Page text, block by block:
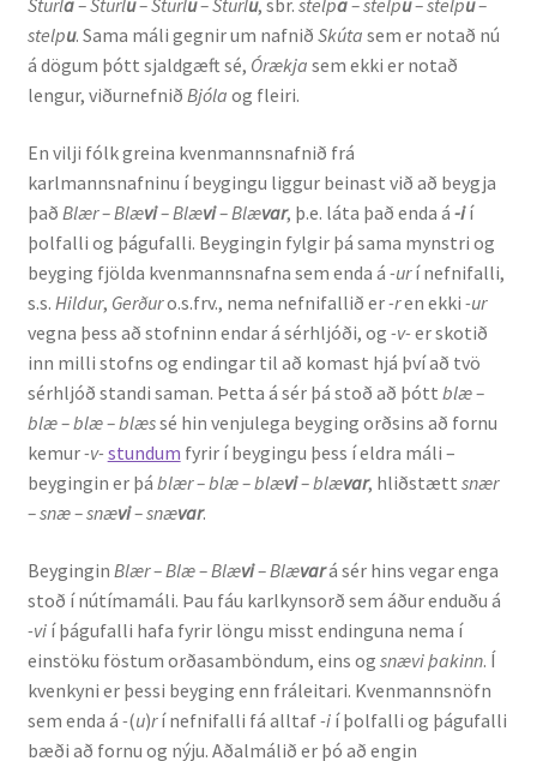
Sturla– Sturlu– Sturlu– Sturlu, sbr. stelpa– stelpu– stelpu–
stelpu. Sama máli gegnir um nafnið Skúta sem er notað nú
á dögum þótt sjaldgæft sé, Órækja sem ekki er notað
lengur, viðurnefnið Bjóla og fleiri.
En vilji fólk greina kvenmannsnafnið frá
karlmannsnafninu í beygingu liggur beinast við að beygja
það Blær – Blævi– Blævi– Blævar, þ.e. láta það enda á -ií
þolfalli og þágufalli. Beygingin fylgir þá sama mynstri og
beyging fjölda kvenmannsnafna sem enda á -urí nefnifalli,
s.s. Hildur, Gerðuro.s.frv., nema nefnifallið er-ren ekki -ur
vegna þess að stofninn endar á sérhljóði, og -v- er skotið
inn milli stofns og endingar til að komast hjá því að tvö
sérhljóð standi saman. Þetta á sér þá stoð að þótt blæ –
blæ – blæ – blæssé hin venjulega beyging orðsins að fornu
kemur-v- stundum fyrir í beygingu þess í eldra máli –
beygingin er þá blær – blæ – blævi– blævar, hliðstætt snær
– snæ – snævi– snævar.
Beygingin Blær – Blæ – Blævi– Blævará sér hins vegar enga
stoð í nútímamáli. Þau fáu karlkynsorð sem áður enduðu á
-vi í þágufalli hafa fyrir löngu misst endinguna nema í
einstöku föstum orðasamböndum, eins og snævi þakinn. Í
kvenkyni er þessi beyging enn fráleitari. Kvenmannsnöfn
sem enda á -(u)rí nefnifalli fá alltaf-ií þolfalli og þágufalli
bæði að fornu og nýju. Aðalmálið er þó að engin